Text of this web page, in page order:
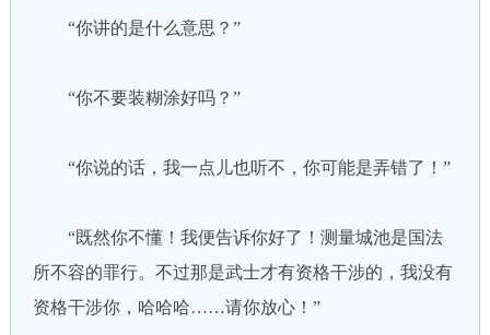
“你讲的是什么意思？”
“你不要装糊涂好吗？”
“你说的话，我一点儿也听不，你可能是弄错了！”
“既然你不懂！我便告诉你好了！测量城池是国法
所不容的罪行。不过那是武士才有资格干涉的，我没有
资格干涉你，哈哈哈……请你放心！”